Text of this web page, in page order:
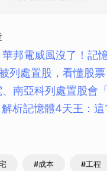
邦電威風沒了！記
列處置股，看懂股票
南亞科列處置股會
析記憶體4天王：
#成本 #工程